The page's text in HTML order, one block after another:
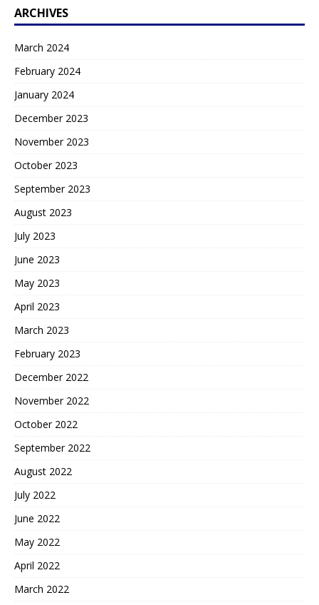
ARCHIVES
March 2024
February 2024
January 2024
December 2023
November 2023
October 2023
September 2023
August 2023
July 2023
June 2023
May 2023
April 2023
March 2023
February 2023
December 2022
November 2022
October 2022
September 2022
August 2022
July 2022
June 2022
May 2022
April 2022
March 2022